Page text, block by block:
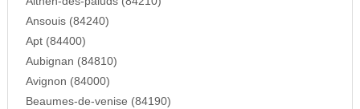
Ansouis (84240)
Apt (84400)
Aubignan (84810)
Avignon (84000)
Beaumes-de-venise (84190)